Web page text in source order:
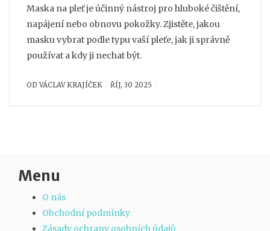
Maska na pleť je účinný nástroj pro hluboké čištění,
napájení nebo obnovu pokožky. Zjistěte, jakou
masku vybrat podle typu vaší pleťe, jak ji správně
používat a kdy ji nechat být.
ODVÁCLAV KRAJÍČEK ŘÍJ, 30 2025
Menu
O nás
Obchodní podmínky
Zásady ochrany osobních údajů